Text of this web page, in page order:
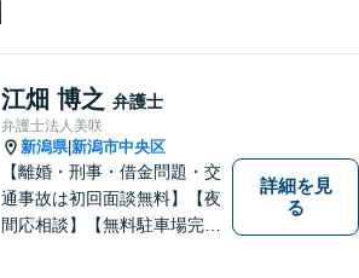
お気軽にご相談ください。
江畑 博之 弁護士
弁護士法人美咲
新潟県|新潟市中央区
【離婚・刑事・借金問題・交
通事故は初回面談無料】【夜
間応相談】【無料駐車場完
詳細を見
る